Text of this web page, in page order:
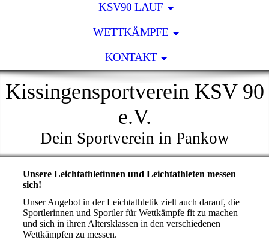
KSV90 LAUF
WETTKÄMPFE
KONTAKT
Kissingensportverein KSV 90
e.V.
Dein Sportverein in Pankow
Unsere Leichtathletinnen und Leichtathleten messen
sich!
Unser Angebot in der Leichtathletik zielt auch darauf, die
Sportlerinnen und Sportler für Wettkämpfe fit zu machen
und sich in ihren Altersklassen in den verschiedenen
Wettkämpfen zu messen.